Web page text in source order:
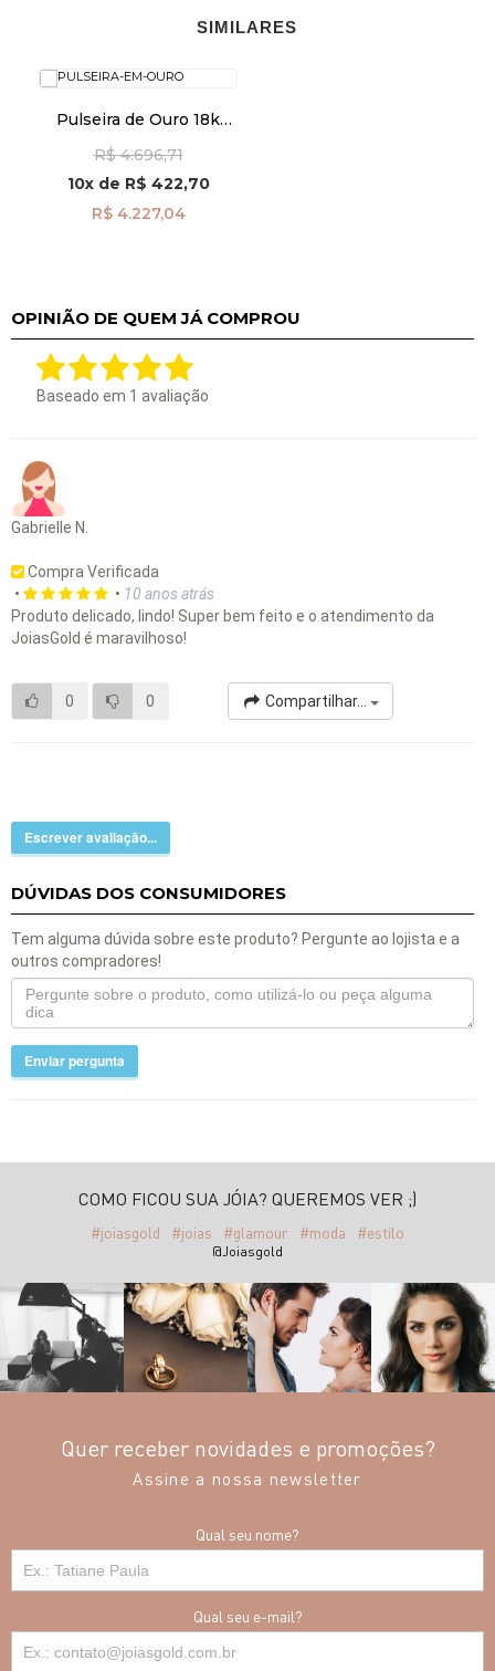
SIMILARES
Pulseira de Ouro 18k
Bichinhos 15cm pu03252
R$ 4.696,71
10xde R$ 422,70
R$ 4.227,04
OPINIÃO DE QUEM JÁ COMPROU
Baseado em 1 avaliação
Gabrielle N.
Compra Verificada
•
• 10 anos atrás
Produto delicado, lindo! Super bem feito e o atendimento da
JoiasGold é maravilhoso!
0 0 Compartilhar...
Escrever avaliação...
DÚVIDAS DOS CONSUMIDORES
Tem alguma dúvida sobre este produto? Pergunte ao lojista e a
outros compradores!
Enviar pergunta
COMO FICOU SUA JÓIA? QUEREMOS VER ;)
#joiasgold #joias #glamour #moda #estilo
@Joiasgold
Quer receber novidades e promoções?
Assine a nossa newsletter
Qual seu nome?
Qual seu e-mail?